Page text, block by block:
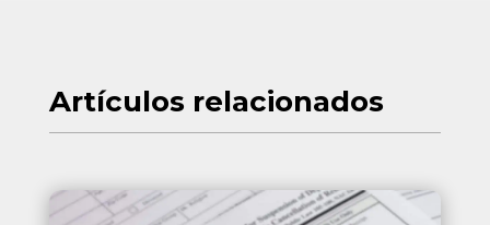
Artículos relacionados